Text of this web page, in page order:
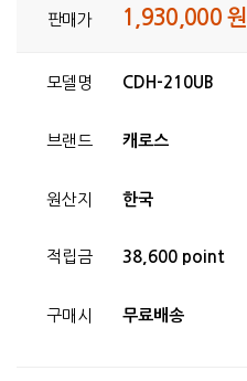
판매가 1,930,000 원
모델명 CDH-210UB
브랜드 캐로스
원산지 한국
적립금 38,600 point
구매시 무료배송